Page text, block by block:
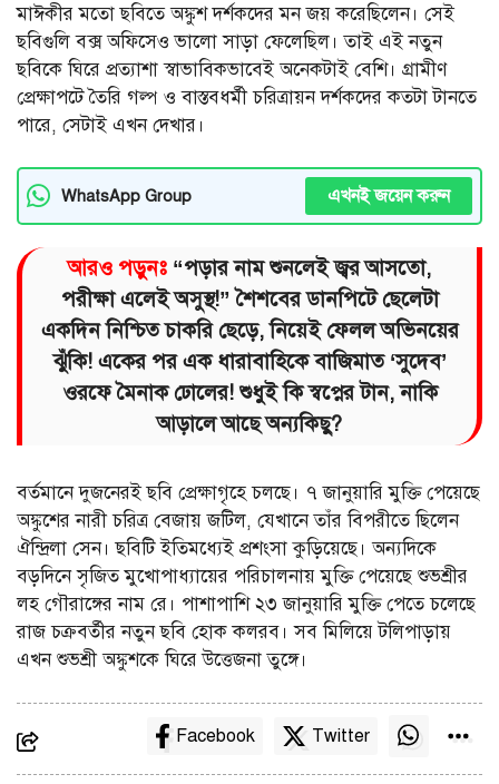
মাঈকীর মতো ছবিতে অঙ্কুশ দর্শকদের মন জয় করেছিলেন। সেই
ছবিগুলি বক্স অফিসেও ভালো সাড়া ফেলেছিল। তাই এই নতুন
ছবিকে ঘিরে প্রত্যাশা স্বাভাবিকভাবেই অনেকটাই বেশি। গ্রামীণ
প্রেক্ষাপটে তৈরি গল্প ও বাস্তবধর্মী চরিত্রায়ন দর্শকদের কতটা টানতে
পারে, সেটাই এখন দেখার।
WhatsApp Group এখনই জয়েন করুন
আরও পড়ুনঃ “পড়ার নাম শুনলেই জ্বর আসতো,
পরীক্ষা এলেই অসুস্থ!” শৈশবের ডানপিটে ছেলেটা
একদিন নিশ্চিত চাকরি ছেড়ে, নিয়েই ফেলল অভিনয়ের
ঝুঁকি! একের পর এক ধারাবাহিকে বাজিমাত ‘সুদেব’
ওরফে মৈনাক ঢোলের! শুধুই কি স্বপ্নের টান, নাকি
আড়ালে আছে অন্যকিছু?
বর্তমানে দুজনেরই ছবি প্রেক্ষাগৃহে চলছে। ৭ জানুয়ারি মুক্তি পেয়েছে
অঙ্কুশের নারী চরিত্র বেজায় জটিল, যেখানে তাঁর বিপরীতে ছিলেন
ঐন্দ্রিলা সেন। ছবিটি ইতিমধ্যেই প্রশংসা কুড়িয়েছে। অন্যদিকে
বড়দিনে সৃজিত মুখোপাধ্যায়ের পরিচালনায় মুক্তি পেয়েছে শুভশ্রীর
লহ গৌরাঙ্গের নাম রে। পাশাপাশি ২৩ জানুয়ারি মুক্তি পেতে চলেছে
রাজ চক্রবর্তীর নতুন ছবি হোক কলরব। সব মিলিয়ে টলিপাড়ায়
এখন শুভশ্রী অঙ্কুশকে ঘিরে উত্তেজনা তুঙ্গে।
Facebook Twitter